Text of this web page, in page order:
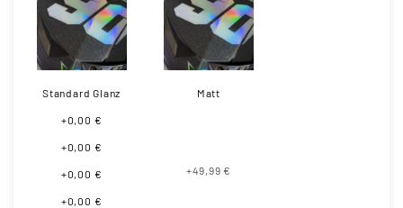
Standard Glanz
+0,00 €
+0,00 €
+0,00 €
+0,00 €
Matt
+49,99 €